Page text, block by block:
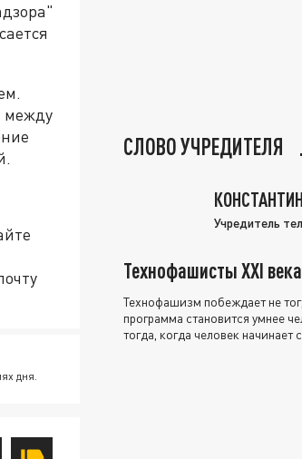
между
дня.
СЛОВО УЧРЕДИТЕЛЯ
Учредитель
Технофашисты XXI века
Технофашизм побеждает не
программа становится умнее
тогда, когда человек начинает